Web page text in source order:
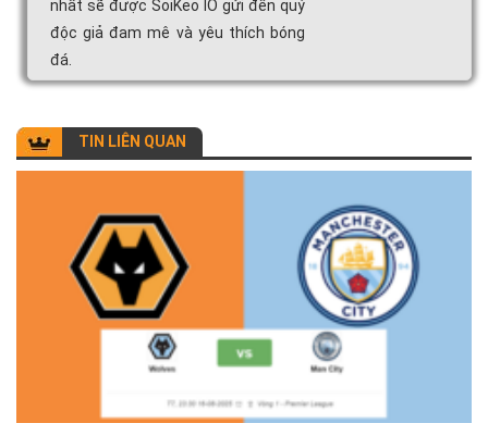
nhất sẽ được SoiKeo IO gửi đến quý
độc giả đam mê và yêu thích bóng
đá.
TIN LIÊN QUAN